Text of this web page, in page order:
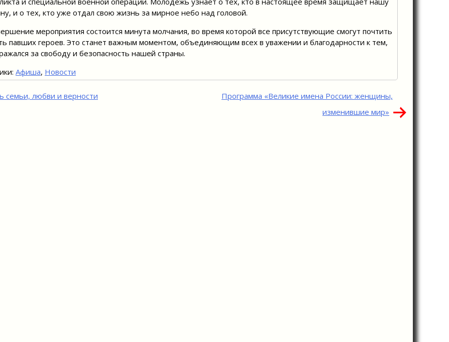
и о тех, кто уже отдал свою жизнь за мирное небо над головой.
мероприятия состоится минута молчания, во время которой все присутствующие смогут почтить
павших героев. Это станет важным моментом, объединяющим всех в уважении и благодарности к тем,
за свободу и безопасность нашей страны.
Афиша, Новости
семьи, любви и верности
Программа «Великие имена России: женщины,
изменившие мир»